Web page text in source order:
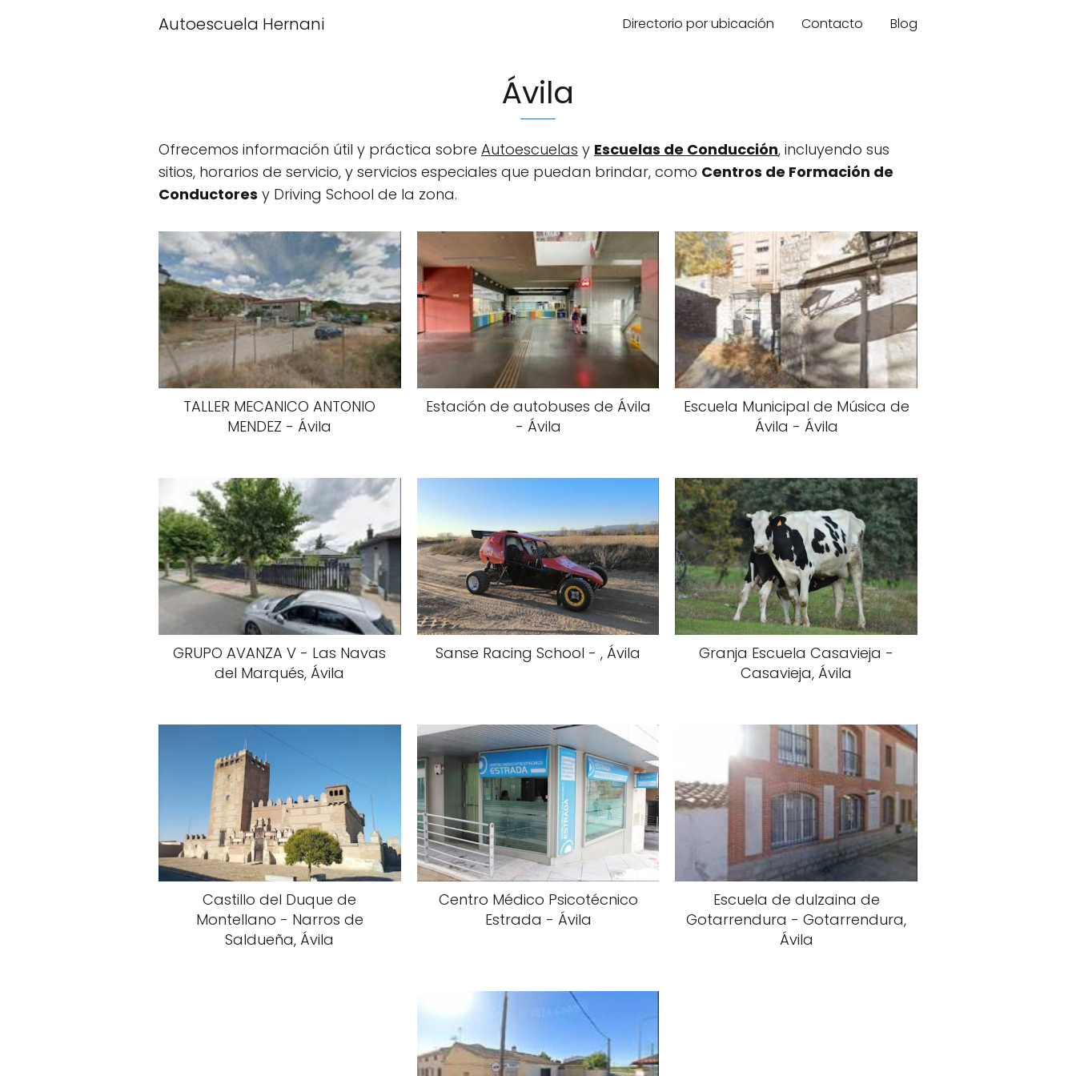
Autoescuela Hernani Directorio por ubicación Contacto Blog
Ávila
Ofrecemos información útil y práctica sobre Autoescuelas y Escuelas de Conducción, incluyendo sus
sitios, horarios de servicio, y servicios especiales que puedan brindar, como Centros de Formación de
Conductores y Driving School de la zona.
TALLER MECANICO ANTONIO
MENDEZ - Ávila
Estación de autobuses de Ávila
- Ávila
Escuela Municipal de Música de
Ávila - Ávila
GRUPO AVANZA V - Las Navas
del Marqués, Ávila
Sanse Racing School - , Ávila
Granja Escuela Casavieja -
Casavieja, Ávila
Castillo del Duque de
Montellano - Narros de
Saldueña, Ávila
Centro Médico Psicotécnico
Estrada - Ávila
Escuela de dulzaina de
Gotarrendura - Gotarrendura,
Ávila